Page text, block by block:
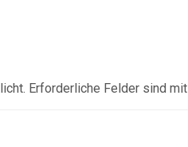
Erforderliche Felder sind mit